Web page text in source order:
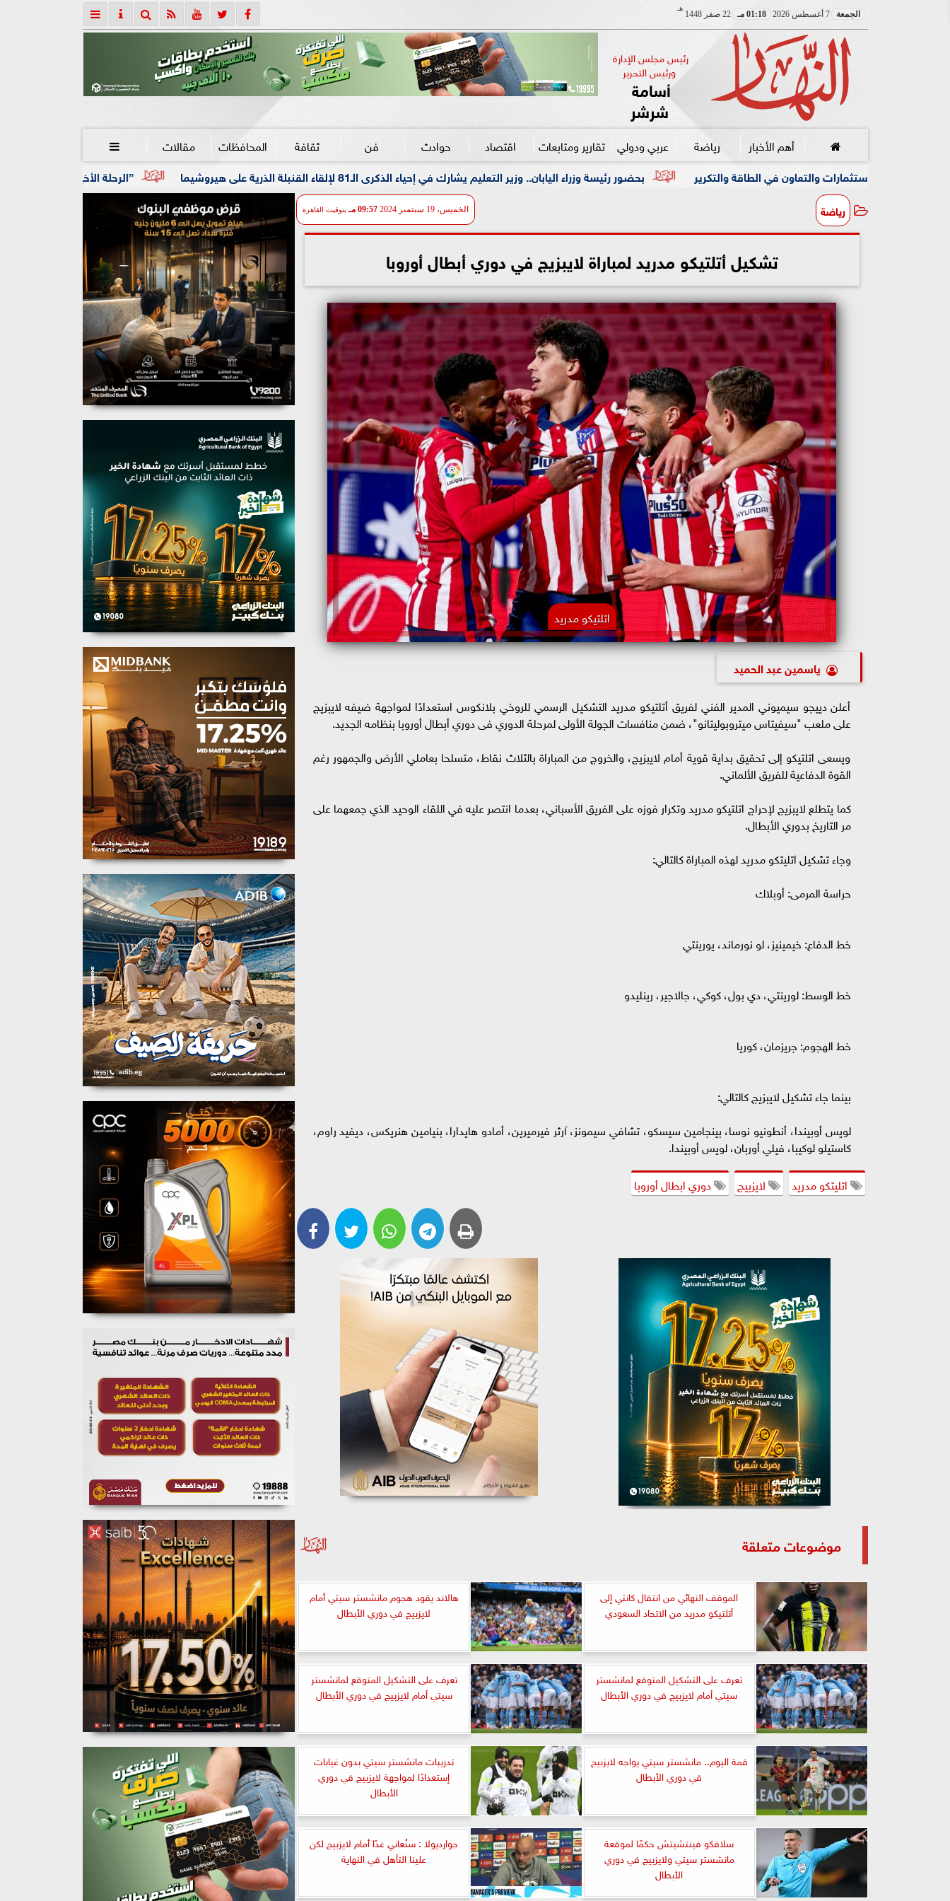
الجمعة 7 أغسطس 2026 01:18 مـ 22 صفر 1448
هـ
رئيس مجلس الإدارة
ورئيس التحرير
أسامة
شرشر
أهم الأخبار رياضة عربي ودولي تقارير ومتابعات اقتصاد حوادث فن ثقافة المحافظات مقالات 
”الرحلة الأخيرة” فى مختبر السرديات بمكتبة بحضور رئيسة وزراء اليابان.. وزير التعليم يشارك في إحياء الذكرى الـ81 لإلقاء القنبلة الذرية على هيروشيما والتعاون في الطاقة والتكرير
رياضة الخميس، 19 سبتمبر 2024 09:57 مـ بتوقيت القاهرة
تشكيل أتلتيكو مدريد لمباراة لايبزيج في دوري أبطال أوروبا
اتلتيكو مدريد
ياسمين عبد الحميد
أعلن دييجو سيميوني المدير الفني لفريق أتلتيكو مدريد التشكيل الرسمي للروخي بلانكوس استعدادًا لمواجهة ضيفه لايبزيج
على ملعب "سيفيتاس ميتروبوليتانو"، ضمن منافسات الجولة الأولى لمرحلة الدوري فى دوري أبطال أوروبا بنظامه الجديد.
ويسعى اتلتيكو إلى تحقيق بداية قوية أمام لايبزيج، والخروج من المباراة بالثلاث نقاط، متسلحا بعاملي الأرض والجمهور رغم
القوة الدفاعية للفريق الألماني.
كما يتطلع لايبزيج لإحراج اتلتيكو مدريد وتكرار فوزه على الفريق الأسباني، بعدما انتصر عليه في اللقاء الوحيد الذي جمعهما على
مر التاريخ بدوري الأبطال.
وجاء تشكيل اتليتكو مدريد لهذه المباراة كالتالي:
حراسة المرمى: أوبلاك
خط الدفاع: خيمينيز، لو نورماند، يورينتي
خط الوسط: لورينتي، دي بول، كوكي، جالاجير، رينليدو
خط الهجوم: جريزمان، كوريا
بينما جاء تشكيل لايبزيج كالتالي:
لويس أوبيندا، أنطونيو نوسا، بينجامين سيسكو، تشافي سيمونز، آرثر فيرميرين، أمادو هايدارا، بنيامين هنريكس، ديفيد راوم،
كاستيلو لوكيبا، فيلي أوربان، لويس أوبيندا.
اتليتكو مدريد
لايزبيج دوري ابطال أوروبا
موضوعات متعلقة
الموقف النهائي من انتقال كانتي إلى
أتلتيكو مدريد من الاتحاد السعودي
هالاند يقود هجوم مانشستر سيتي أمام
لايزبيج في دوري الأبطال
تعرف على التشكيل المتوقع لمانشستر
سيتي أمام لايزبيج في دوري الأبطال
تعرف على التشكيل المتوقع لمانشستر
سيتي أمام لايزبيج في دوري الأبطال
قمة اليوم.. مانشستر سيتي يواجه لايزبيج
في دوري الأبطال
تدريبات مانشستر سيتي بدون غيابات
إستعدادًا لمواجهة لايزبيج في دوري
الأبطال
سلافكو فينتشيتش حكمًا لموقعة
مانشستر سيتي ولايزبيج في دوري
الأبطال
جوارديولا : سنُعاني غدًا أمام لايزبيج لكن
علينا التأهل في النهاية